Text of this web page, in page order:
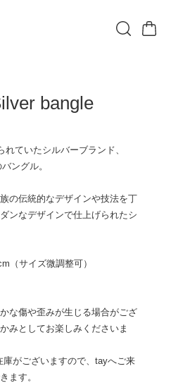
bangle
ていたシルバーブランド、
ングル。
の伝統的なデザインや技法を丁
ンなデザインで仕上げられたシ
（サイズ微調整可）
な傷や歪みが生じる場合がござ
みとしてお楽しみくださいま
がございますので、tayへご来
ます。